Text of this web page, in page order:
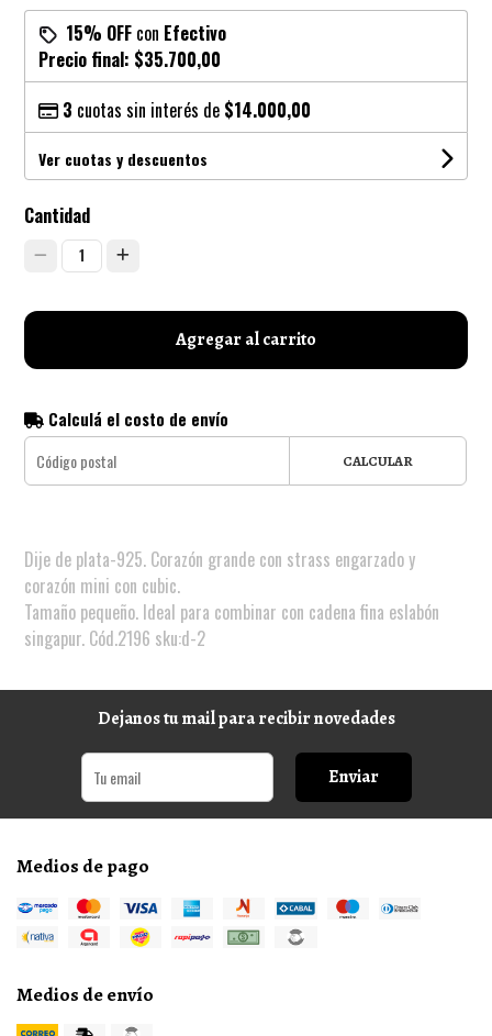
15% OFF con Efectivo
Precio final: $35.700,00
3 cuotas sin interés de $14.000,00
Ver cuotas y descuentos
Cantidad
1
Agregar al carrito
Calculá el costo de envío
CALCULAR
Dije de plata-925. Corazón grande con strass engarzado y
corazón mini con cubic.
Tamaño pequeño. Ideal para combinar con cadena fina eslabón
singapur. Cód.2196 sku:d-2
Dejanos tu mail para recibir novedades
Enviar
Medios de pago
Medios de envío